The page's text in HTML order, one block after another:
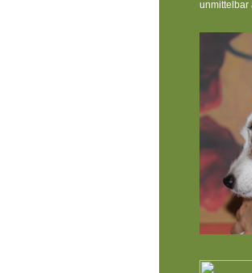
unmittelbar